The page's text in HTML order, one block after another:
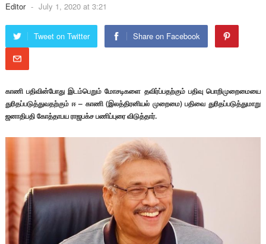
Editor - July 1, 2020 at 3:21
Tweet on Twitter Share on Facebook
காணி பதிவின்போது இடம்பெறும் மோசடிகளை தவிர்ப்பதற்கும் பதிவு பொறிமுறைமையை
துரிதப்படுத்துவதற்கும் ஈ – காணி (இலத்திரனியல் முறைமை) பதிவை துரிதப்படுத்துமாறு
ஜனாதிபதி கோத்தாபய ராஜபக்ச பணிப்புரை விடுத்தார்.